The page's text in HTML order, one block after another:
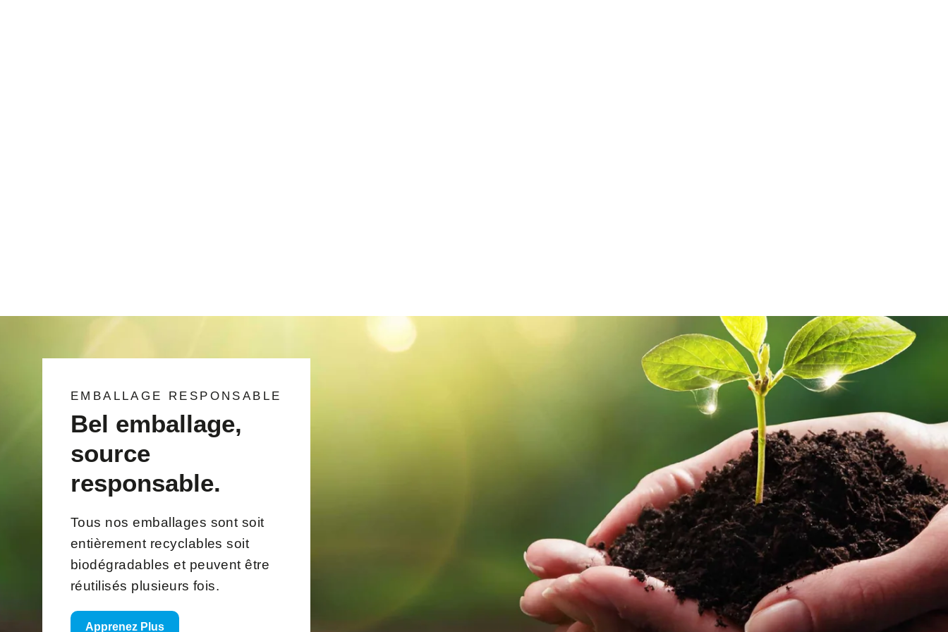
EMBALLAGE RESPONSABLE
Bel emballage,
source
responsable.
Tous nos emballages sont soit
entièrement recyclables soit
biodégradables et peuvent être
réutilisés plusieurs fois.
Apprenez Plus